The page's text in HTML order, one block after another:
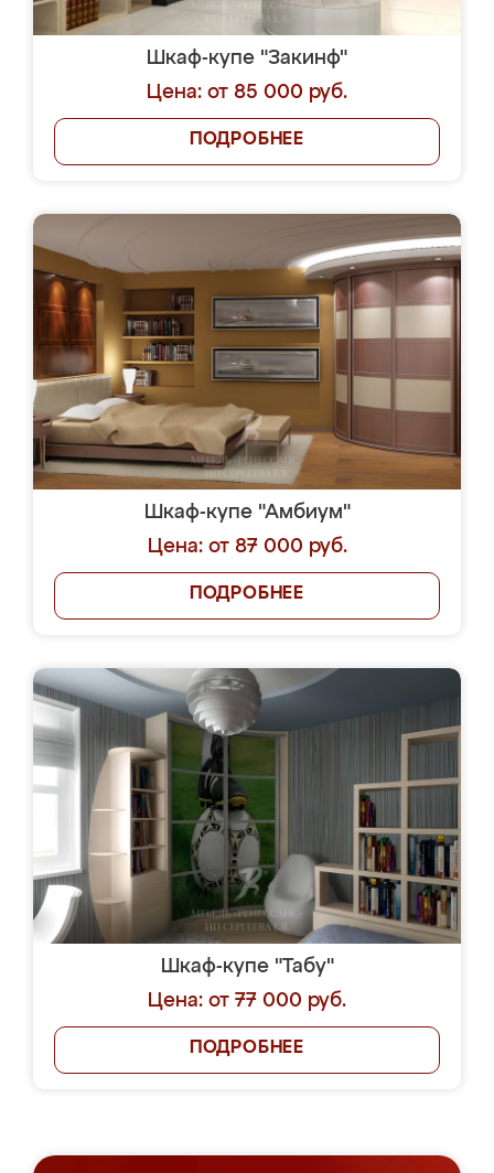
Шкаф-купе "Закинф"
Цена: от 85 000 руб.
ПОДРОБНЕЕ
Шкаф-купе "Амбиум"
Цена: от 87 000 руб.
ПОДРОБНЕЕ
Шкаф-купе "Табу"
Цена: от 77 000 руб.
ПОДРОБНЕЕ